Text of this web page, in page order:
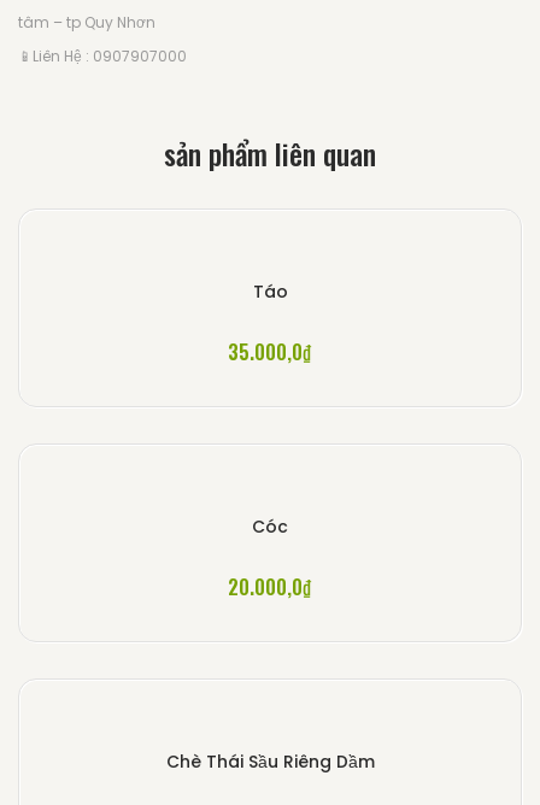
tâm – tp Quy Nhơn
📱 Liên Hệ : 0907907000
sản phẩm liên quan
Táo
35.000,0₫
Cóc
20.000,0₫
Chè Thái Sầu Riêng Dầm